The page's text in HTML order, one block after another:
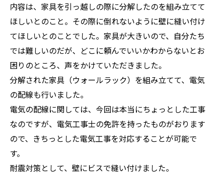
内容は、家具を引っ越しの際に分解したのを組み立てて
ほしいとのこと。その際に倒れないように壁に縫い付け
てほしいとのことでした。家具が大きいので、自分たち
では難しいのだが、どこに頼んでいいかわからないとお
困りのところ、声をかけていただきました。
分解された家具（ウォールラック）を組み立てて、電気
の配線も行いました。
電気の配線に関しては、今回は本当にちょっとした工事
なのですが、電気工事士の免許を持ったものがおります
ので、きちっとした電気工事を対応することが可能で
す。
耐震対策として、壁にビスで縫い付けました。